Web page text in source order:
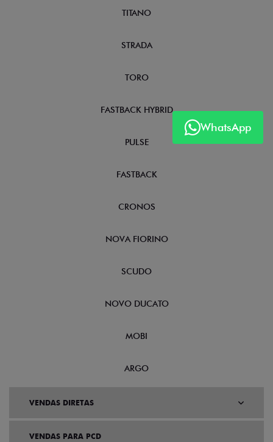
WhatsApp
TITANO
STRADA
TORO
FASTBACK HYBRID
PULSE
FASTBACK
CRONOS
NOVA FIORINO
SCUDO
NOVO DUCATO
MOBI
ARGO
VENDAS DIRETAS
VENDAS PARA PCD